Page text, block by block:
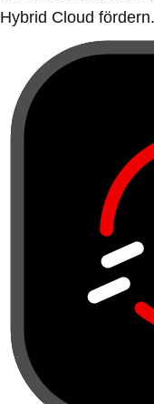
Hybrid Cloud fördern.